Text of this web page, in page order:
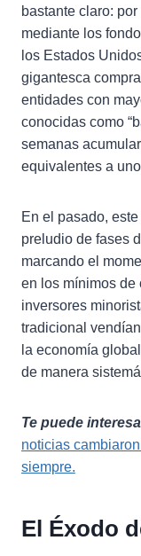
bastante claro:
mediante los
los Estados
gigantesca
entidades con
conocidas como
semanas
equivalentes a
En el pasado,
preludio de fases
marcando el
en los mínimos de
inversores
tradicional
la economía
de manera
Te puede
noticias
siempre.
El Éxodo